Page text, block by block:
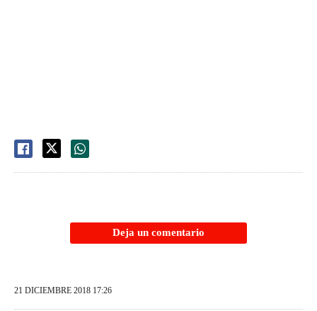
Deja un comentario
21 DICIEMBRE 2018 17:26